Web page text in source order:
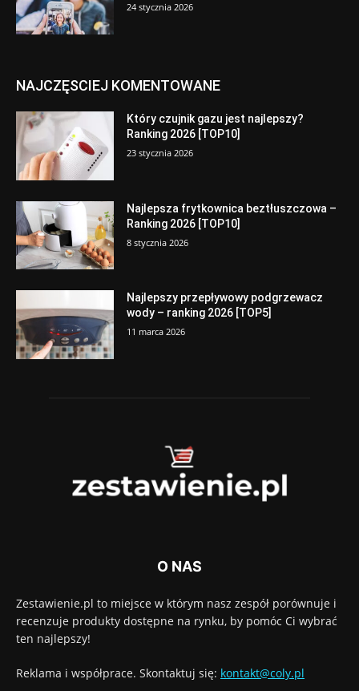
24 stycznia 2026
NAJCZĘSCIEJ KOMENTOWANE
Który czujnik gazu jest najlepszy?
Ranking 2026 [TOP10]
23 stycznia 2026
Najlepsza frytkownica beztłuszczowa –
Ranking 2026 [TOP10]
8 stycznia 2026
Najlepszy przepływowy podgrzewacz
wody – ranking 2026 [TOP5]
11 marca 2026
O NAS
Zestawienie.pl to miejsce w którym nasz zespół porównuje i
recenzuje produkty dostępne na rynku, by pomóc Ci wybrać
ten najlepszy!
Reklama i współprace. Skontaktuj się: kontakt@coly.pl